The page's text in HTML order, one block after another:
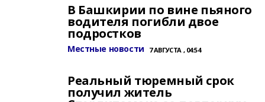
В Башкирии по вине пьяного
водителя погибли двое
подростков
Местные новости 7 АВГУСТА , 04:54
Реальный тюремный срок
получил житель